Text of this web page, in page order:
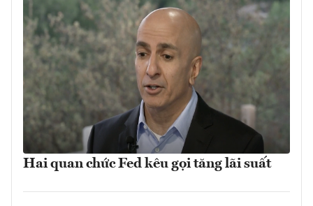
Hai quan chức Fed kêu gọi tăng lãi suất